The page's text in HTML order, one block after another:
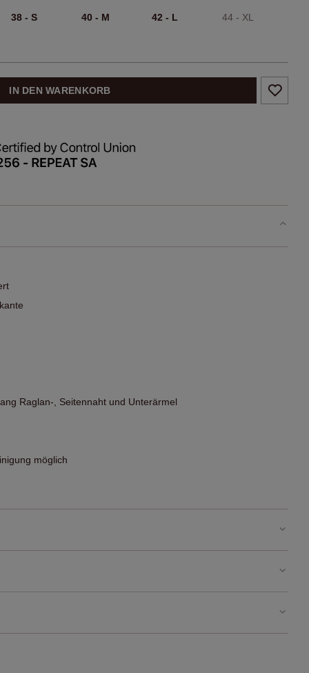
38 - S 40 - M 42 - L 44 - XL
IN DEN WARENKORB
Raglan-, Seitennaht und Unterärmel
möglich